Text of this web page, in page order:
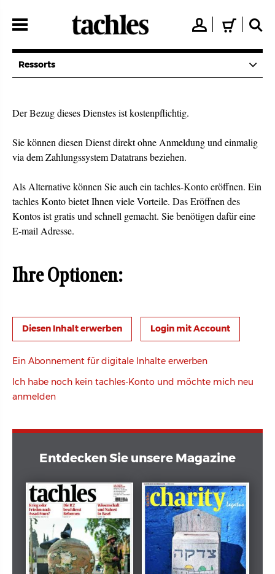
zum
👤 🛒 🔍
Ressorts
Der Bezug dieses Dienstes ist kostenpflichtig.
Sie können diesen Dienst direkt ohne Anmeldung und einmalig
via dem Zahlungssystem Datatrans beziehen.
Als Alternative können Sie auch ein tachles-Konto eröffnen. Ein
tachles Konto bietet Ihnen viele Vorteile. Das Eröffnen des
Kontos ist gratis und schnell gemacht. Sie benötigen dafür eine
E-mail Adresse.
Ihre Optionen:
Login mit Account
Ein Abonnement für digitale Inhalte erwerben
Ich habe noch kein tachles-Konto und möchte mich neu
anmelden
Entdecken Sie unsere Magazine